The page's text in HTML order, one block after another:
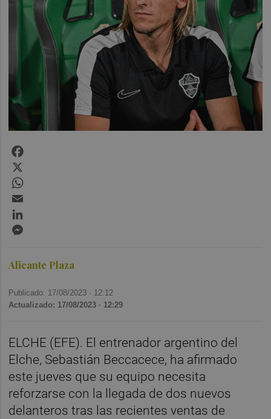
Alicante Plaza
Publicado: 17/08/2023 · 12:12
Actualizado: 17/08/2023 · 12:29
ELCHE (EFE). El entrenador argentino del
Elche, Sebastián Beccacece, ha afirmado
este jueves que su equipo necesita
reforzarse con la llegada de dos nuevos
delanteros tras las recientes ventas de